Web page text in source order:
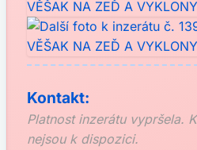
Kontakt:
Platnost inzerátu vypršela.
nejsou k dispozici.